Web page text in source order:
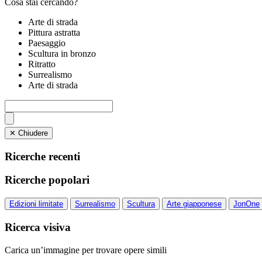
Cosa stai cercando?
Arte di strada
Pittura astratta
Paesaggio
Scultura in bronzo
Ritratto
Surrealismo
Arte di strada
✕ Chiudere
Ricerche recenti
Ricerche popolari
Edizioni limitate Surrealismo Scultura Arte giapponese JonOne
Ricerca visiva
Carica un’immagine per trovare opere simili